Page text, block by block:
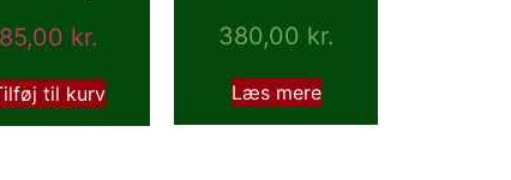
85,00 kr.
til kurv
380,00 kr.
Læs mere